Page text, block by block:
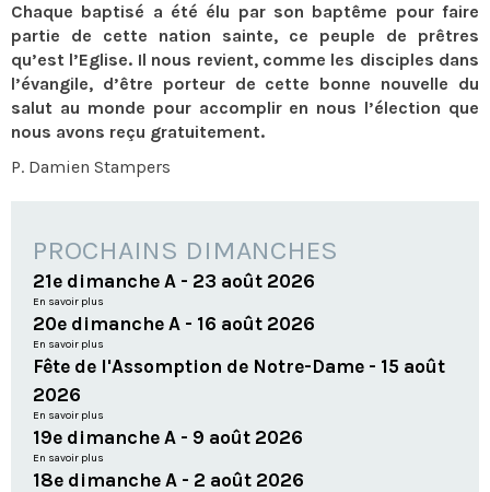
Chaque baptisé a été élu par son baptême pour faire
partie de cette nation sainte, ce peuple de prêtres
qu’est l’Eglise. Il nous revient, comme les disciples dans
l’évangile, d’être porteur de cette bonne nouvelle du
salut au monde pour accomplir en nous l’élection que
nous avons reçu gratuitement.
P. Damien Stampers
PROCHAINS DIMANCHES
21e dimanche A - 23 août 2026
En savoir plus
20e dimanche A - 16 août 2026
En savoir plus
Fête de l'Assomption de Notre-Dame - 15 août
2026
En savoir plus
19e dimanche A - 9 août 2026
En savoir plus
18e dimanche A - 2 août 2026